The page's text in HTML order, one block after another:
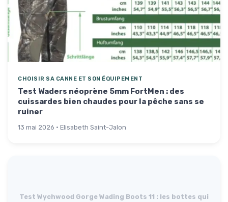
CHOISIR SA CANNE ET SON ÉQUIPEMENT
Test Waders néoprène 5mm FortMen : des
cuissardes bien chaudes pour la pêche sans se
ruiner
13 mai 2026 · Elisabeth Saint-Jalon
Test Wychwood Gorge Wading Boots 11 : les bottes qui